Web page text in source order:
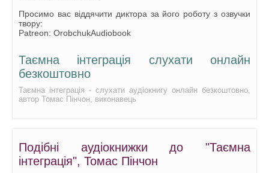
Просимо вас віддячити диктора за його роботу з озвучки
твору:
Patreon: OrobchukAudiobook
Таємна інтеграція слухати онлайн
безкоштовно
Таємна інтеграція - слухати аудіокнигу онлайн безкоштовно,
автор Томас Пінчон, виконавець
Подібні аудіокнижки до "Таємна
інтеграція", Томас Пінчон